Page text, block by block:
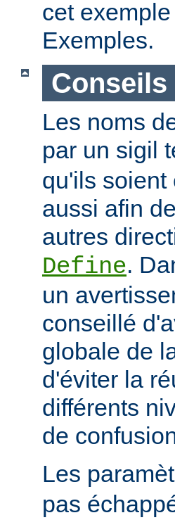
cet
Exemples.
Conseils
Les noms
par un sigil
qu'ils soient
aussi afin
autres
Define.
un
conseillé
globale de
d'éviter la
différents
de
Les
pas